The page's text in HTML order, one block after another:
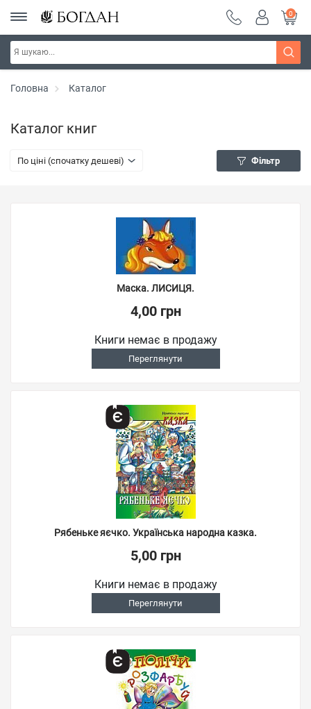
0
Головна Каталог
Каталог книг
По ціні (спочатку дешеві) Фільтр
Маска. ЛИСИЦЯ.
4,00 грн
Книги немає в продажу
Переглянути
Рябеньке яєчко. Українська народна казка.
5,00 грн
Книги немає в продажу
Переглянути